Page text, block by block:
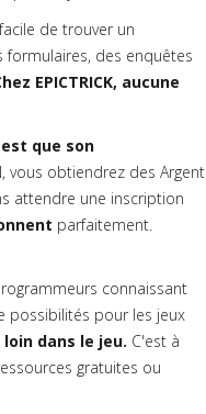
de trouver un
formulaires, des enquêtes
EPICTRICK, aucune
que son
vous obtiendrez des Argent
attendre une inscription
parfaitement.
connaissant
possibilités pour les jeux
dans le jeu. C'est à
gratuites ou